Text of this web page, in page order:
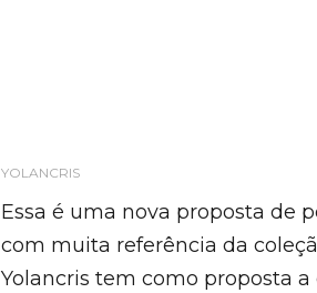
YOLANCRIS
Essa é uma nova proposta de
com muita referência da
Yolancris tem como proposta